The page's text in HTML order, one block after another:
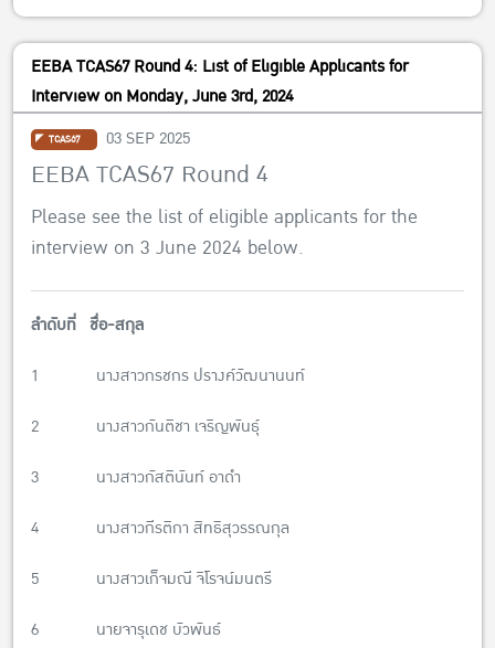
EEBA TCAS67 Round 4: List of Eligible Applicants for
Interview on Monday, June 3rd, 2024
TCAS67 03 SEP 2025
EEBA TCAS67 Round 4
Please see the list of eligible applicants for the
interview on 3 June 2024 below.
ลำดับที่ ชื่อ-สกุล
1 นางสาวกรชกร ปรางค์วัฒนานนท์
2 นางสาวกันติชา เจริญพันธุ์
3 นางสาวกัสตินันท์ อาดำ
4 นางสาวกีรติกา สิทธิสุวรรณกุล
5 นางสาวเก็จมณี จิโรจน์มนตรี
6 นายจารุเดช บัวพันธ์